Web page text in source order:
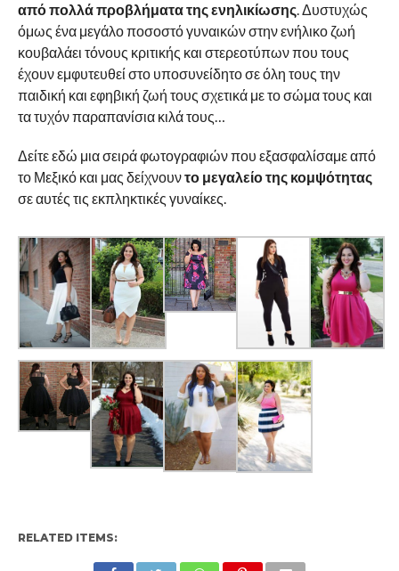
από πολλά προβλήματα της ενηλικίωσης. Δυστυχώς
όμως ένα μεγάλο ποσοστό γυναικών στην ενήλικο ζωή
κουβαλάει τόνους κριτικής και στερεοτύπων που τους
έχουν εμφυτευθεί στο υποσυνείδητο σε όλη τους την
παιδική και εφηβική ζωή τους σχετικά με το σώμα τους και
τα τυχόν παραπανίσια κιλά τους…
Δείτε εδώ μια σειρά φωτογραφιών που εξασφαλίσαμε από
το Μεξικό και μας δείχνουντο μεγαλείο της κομψότητας
σε αυτές τις εκπληκτικές γυναίκες.
RELATED ITEMS: